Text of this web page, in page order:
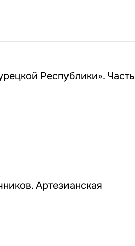
Республики». Часть
Артезианская